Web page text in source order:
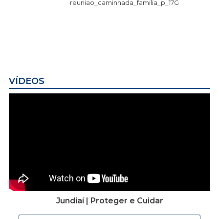
reuniao_caminhada_familia_p_17G
VÍDEOS
Jundiaí | Proteger e Cuidar